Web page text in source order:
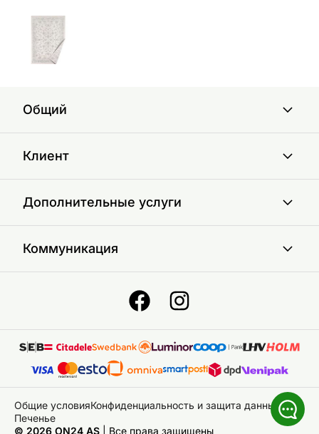
Общий
Клиент
Дополнительные услуги
Коммуникация
© 2026 ON24 AS Bce права защищены
Общие условияКонфиденциальность и защита данных
Печенье